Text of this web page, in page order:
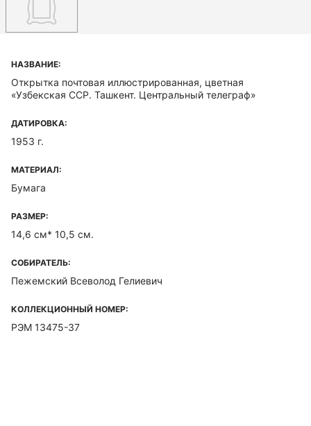
НАЗВАНИЕ:
Открытка почтовая иллюстрированная, цветная
«Узбекская ССР. Ташкент. Центральный телеграф»
ДАТИРОВКА:
1953 г.
МАТЕРИАЛ:
Бумага
РАЗМЕР:
14,6 см* 10,5 см.
СОБИРАТЕЛЬ:
Пежемский Всеволод Гелиевич
КОЛЛЕКЦИОННЫЙ НОМЕР:
РЭМ 13475-37